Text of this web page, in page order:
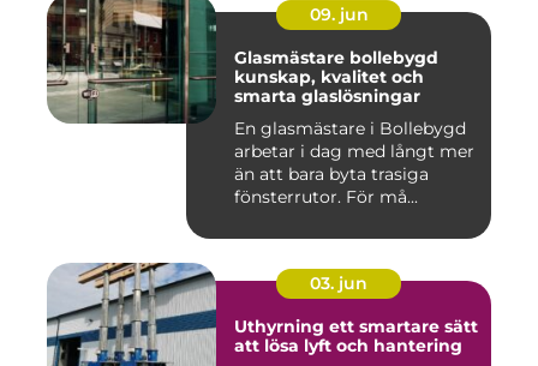
09. jun
Glasmästare bollebygd
kunskap, kvalitet och
smarta glaslösningar
En glasmästare i Bollebygd
arbetar i dag med långt mer
än att bara byta trasiga
fönsterrutor. För må...
03. jun
Uthyrning ett smartare sätt
att lösa lyft och hantering